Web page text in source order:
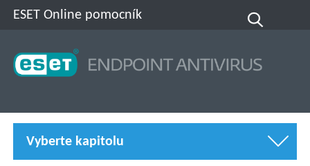
ESET Online pomocník
Vyberte kapitolu